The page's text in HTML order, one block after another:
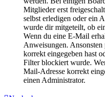
Mitglieder erst
selbst erledigen oder ein
wurde dir mitgeteilt, ob
Wenn du eine E-Mail
Anweisungen.
korrekt eingegeben hast
Filter blockiert wurde.
Mail-Adresse korrekt
einen Administrator.